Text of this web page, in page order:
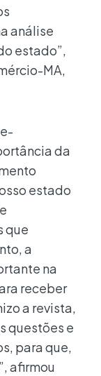
análise
estado”,
MA,
da
estado
que
a
na
receber
a revista,
questões e
para que,
afirmou